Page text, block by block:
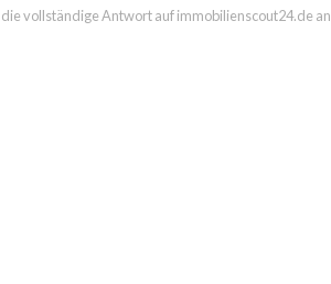
die vollständige Antwort auf immobilienscout24.de an